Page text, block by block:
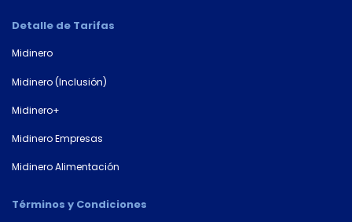
Detalle de Tarifas
Midinero
Midinero (Inclusión)
Midinero+
Midinero Empresas
Midinero Alimentación
Términos y Condiciones